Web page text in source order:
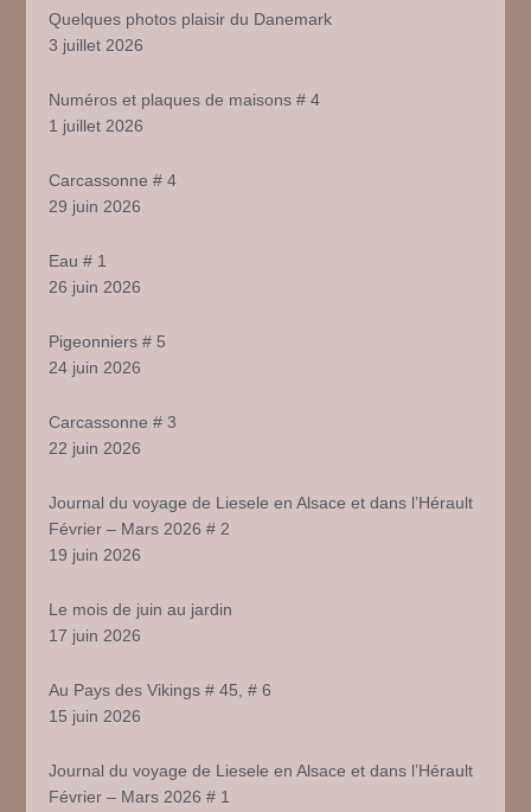
Quelques photos plaisir du Danemark
3 juillet 2026
Numéros et plaques de maisons # 4
1 juillet 2026
Carcassonne # 4
29 juin 2026
Eau # 1
26 juin 2026
Pigeonniers # 5
24 juin 2026
Carcassonne # 3
22 juin 2026
Journal du voyage de Liesele en Alsace et dans l’Hérault
Février – Mars 2026 # 2
19 juin 2026
Le mois de juin au jardin
17 juin 2026
Au Pays des Vikings # 45, # 6
15 juin 2026
Journal du voyage de Liesele en Alsace et dans l’Hérault
Février – Mars 2026 # 1